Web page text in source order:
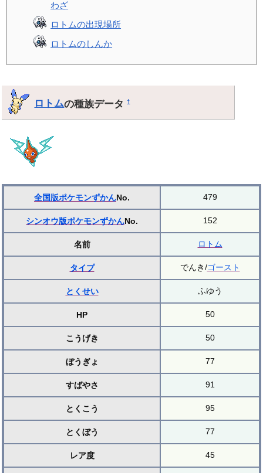
わざ
ロトムの出現場所
ロトムのしんか
ロトムの種族データ†
全国版ポケモンずかんNo. 479
シンオウ版ポケモンずかんNo. 152
名前 ロトム
タイプ でんき/ゴースト
とくせい ふゆう
HP 50
こうげき 50
ぼうぎょ 77
すばやさ 91
とくこう 95
とくぼう 77
レア度 45